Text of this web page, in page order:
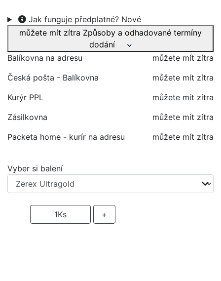
Jak funguje předplatné? Nové
můžete mít zítra Způsoby a odhadované termíny
dodání
Balíkovna na adresu
můžete mít zítra
Česká pošta - Balíkovna
můžete mít zítra
Kurýr PPL
můžete mít zítra
Zásilkovna
můžete mít zítra
Packeta home - kurír na adresu
můžete mít zítra
Vyber si balení
1Ks +